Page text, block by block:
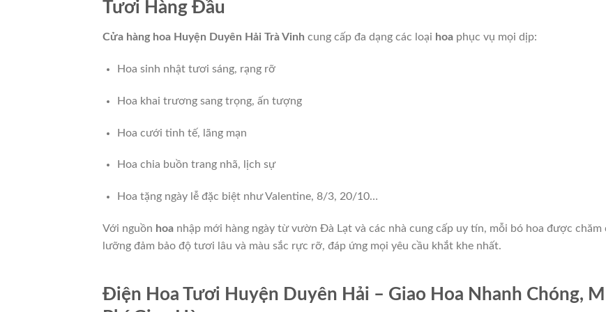
Tươi Hàng Đầu
Cửa hàng hoa Huyện Duyên Hải Trà Vinh cung cấp đa dạng các loại hoa phục vụ mọi dịp:
Hoa sinh nhật tươi sáng, rạng rỡ
Hoa khai trương sang trọng, ấn tượng
Hoa cưới tinh tế, lãng mạn
Hoa chia buồn trang nhã, lịch sự
Hoa tặng ngày lễ đặc biệt như Valentine, 8/3, 20/10…
Với nguồn hoa nhập mới hàng ngày từ vườn Đà Lạt và các nhà cung cấp uy tín, mỗi bó hoa được chăm
lưỡng đảm bảo độ tươi lâu và màu sắc rực rỡ, đáp ứng mọi yêu cầu khắt khe nhất.
Điện Hoa Tươi Huyện Duyên Hải – Giao Hoa Nhanh Chóng,